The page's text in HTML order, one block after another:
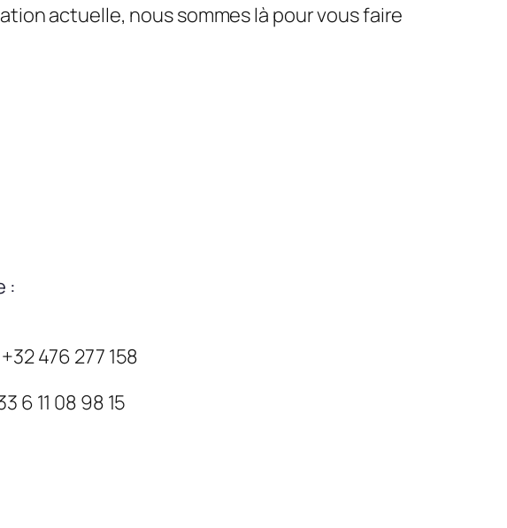
actuelle, nous sommes là pour vous faire
:
476 277 158
6 11 08 98 15